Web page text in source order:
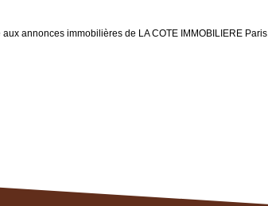
annonces immobilières de LA COTE IMMOBILIERE Paris.